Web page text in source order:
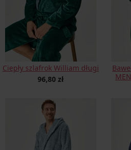
Ciepły szlafrok William długi
96,80 zł